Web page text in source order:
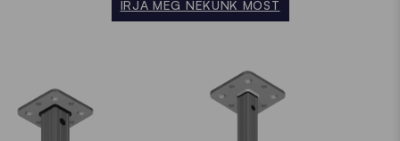
ÍRJA MEG NEKÜNK MOST